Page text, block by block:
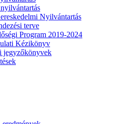
Nyilvántartás
terve
Program 2019-2024
Kézikönyv
jegyzőkönyvek